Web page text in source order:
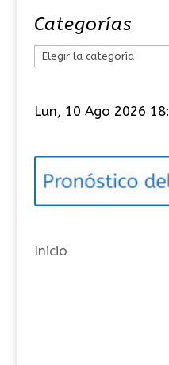
Categorías
e
o
í
s
Lun, 10 Ago 2026
Inicio